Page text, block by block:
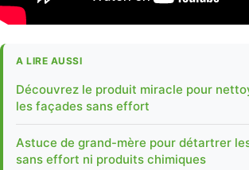
A LIRE AUSSI
Découvrez le produit miracle pour
les façades sans effort
Astuce de grand-mère pour détartrer
sans effort ni produits chimiques